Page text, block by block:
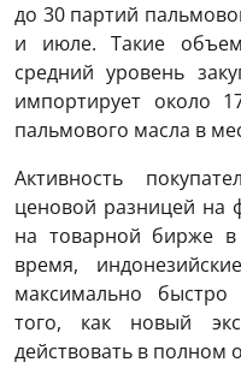
до 30 партий
и июле. Такие
средний уровень
импортирует около
пальмового масла в
Активность
ценовой разницей на
на товарной бирже
время,
максимально
того, как новый
действовать в полном